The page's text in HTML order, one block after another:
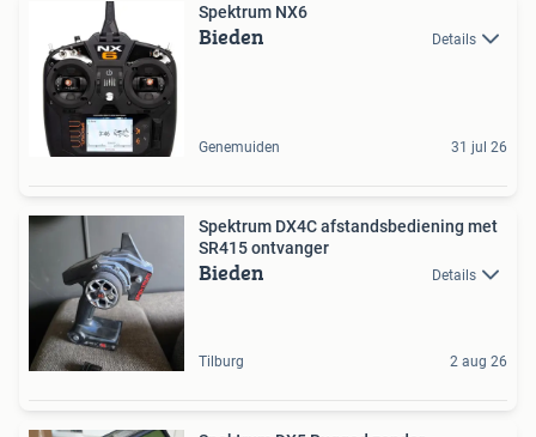
Spektrum NX6
Bieden Details
Genemuiden 31 jul 26
Spektrum DX4C afstandsbediening met
SR415 ontvanger
Bieden Details
Tilburg 2 aug 26